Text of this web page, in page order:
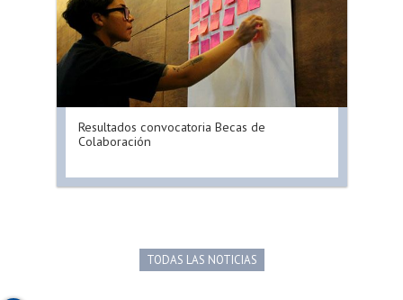
Resultados convocatoria Becas de
Colaboración
TODAS LAS NOTICIAS